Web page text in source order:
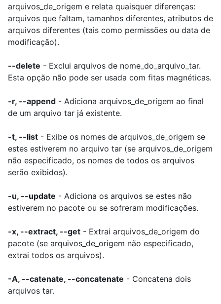
arquivos_de_origem e relata quaisquer diferenças:
arquivos que faltam, tamanhos diferentes, atributos de
arquivos diferentes (tais como permissões ou data de
modificação).
--delete - Exclui arquivos de nome_do_arquivo_tar.
Esta opção não pode ser usada com fitas magnéticas.
-r, --append - Adiciona arquivos_de_origem ao final
de um arquivo tar já existente.
-t, --list - Exibe os nomes de arquivos_de_origem se
estes estiverem no arquivo tar (se arquivos_de_origem
não especificado, os nomes de todos os arquivos
serão exibidos).
-u, --update - Adiciona os arquivos se estes não
estiverem no pacote ou se sofreram modificações.
-x, --extract, --get - Extrai arquivos_de_origem do
pacote (se arquivos_de_origem não especificado,
extrai todos os arquivos).
-A, --catenate, --concatenate - Concatena dois
arquivos tar.